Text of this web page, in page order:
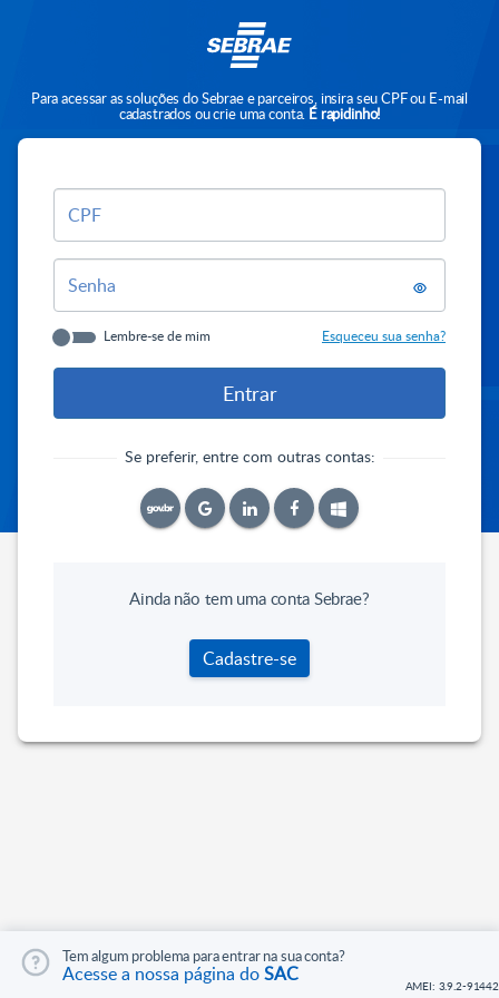
Para acessar as soluções do Sebrae e parceiros, insira seu CPF ou E-mail
cadastrados ou crie uma conta. É rapidinho!
CPF
Senha
Lembre-se de mim Esqueceu sua senha?
Se preferir, entre com outras contas:
Tem algum problema para entrar na sua conta?
Acesse a nossa página doSAC
Ainda não tem uma conta Sebrae?
Cadastre-se
AMEI: 3.9.2-91442